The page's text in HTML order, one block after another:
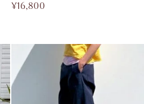
¥16,800